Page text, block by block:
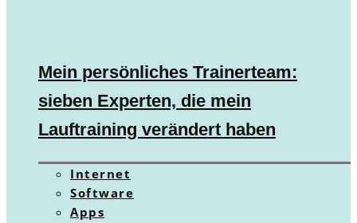
Mein persönliches Trainerteam:
sieben Experten, die mein
Lauftraining verändert haben
Internet
Software
Apps